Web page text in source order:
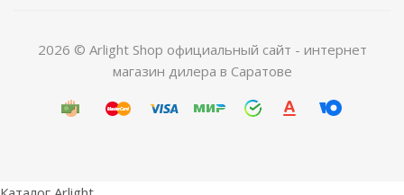
2026 © Arlight Shop официальный сайт - интернет
магазин дилера в Саратове